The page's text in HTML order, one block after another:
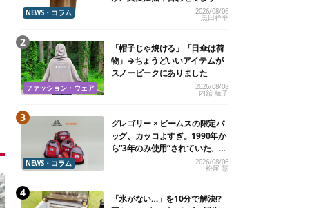
NEWS・コラム 2026/08/06
黒田祥平
ファッション・ウェア
「帽子じゃ焼ける」「日傘は荷
物」→ちょうどいいアイテムが
スノーピークにありました
2026/08/08
内舘 綾子
NEWS・コラム
グレゴリー × ビームスの限定バ
ッグ、カッコよすぎ。1990年か
ら“3年のみ使用”されていた、紫
2026/08/06
松尾 慧
「氷がない…」を10分で解決!?